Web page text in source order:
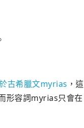
古希臘文myrias ，這
形容詞myrias只會在